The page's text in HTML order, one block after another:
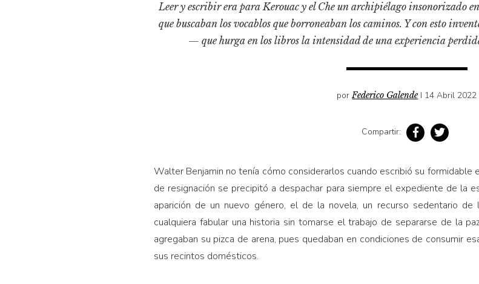
Leer y escribir era para Kerouac y el Che un archipiélago insonorizado
que buscaban los vocablos que borroneaban los caminos. Y con esto
— que hurga en los libros la intensidad de una experiencia
porFederico Galende I 14 Abril 2022
Compartir:
Walter Benjamin no tenía cómo considerarlos cuando escribió su formidable
de resignación se precipitó a despachar para siempre el expediente de la
aparición de un nuevo género, el de la novela, un recurso sedentario
cualquiera fabular una historia sin tomarse el trabajo de separarse de la
agregaban su pizca de arena, pues quedaban en condiciones de consumir
sus recintos domésticos.